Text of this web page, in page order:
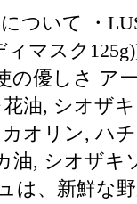
ついて ・
マスク
の優しさ ア
油, シオザ
カオリン, ハ
油, シオザキ
は、新鮮な